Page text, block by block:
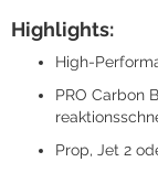
Highlights:
High-
PRO Carbon
Prop, Jet 2